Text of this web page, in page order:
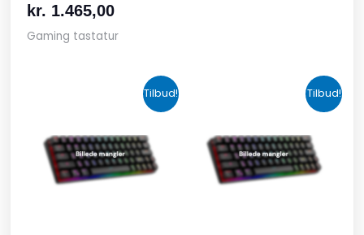
kr. 1.465,00
Gaming tastatur
Tilbud!
oprindelige
pris
var:
kr. 424,00.
aktuelle
pris
er:
kr. 349,00.
Tilbud!
oprindelige
pris
var:
kr.
aktuelle
pris
er:
kr. 679,00.